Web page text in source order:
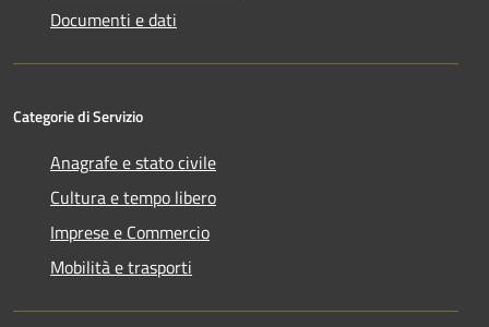
Documenti e dati
Categorie di Servizio
Anagrafe e stato civile
Cultura e tempo libero
Imprese e Commercio
Mobilità e trasporti